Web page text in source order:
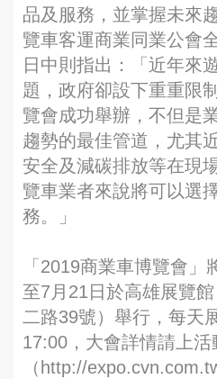
品及服務，並掌握未來
覽車客運商業同業公會
日中則指出：「近年來
題，政府卻設下重重限
覽會成功舉辦，不但是
趨勢的最佳管道，尤其
安全及減碳排放等在現
覽車業者來說將可以選
務。」
「2019商業車博覽會」
至7月21日於高雄展覽
二路39號）舉行，每天
17:00，大會詳情請上活
（http://